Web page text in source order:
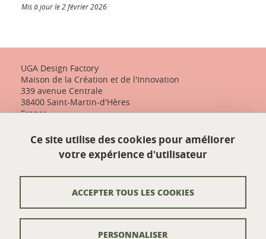
Mis à jour le 2 février 2026
UGA Design Factory
Maison de la Création et de l'Innovation
339 avenue Centrale
38400 Saint-Martin-d'Hères
France
+33 (0)4 57 04 10 55
designfactory-contact@univ-grenoble-alpes.fr
Nos actualités
Contact
Venir à UGA Design Factory
Ce site utilise des cookies pour améliorer
votre expérience d'utilisateur
ACCEPTER TOUS LES COOKIES
PERSONNALISER